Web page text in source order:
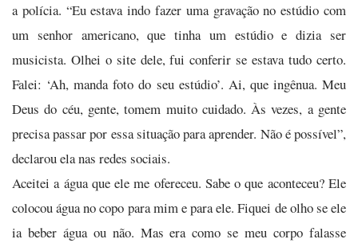
a polícia. “Eu estava indo fazer uma gravação no estúdio com
um senhor americano, que tinha um estúdio e dizia ser
musicista. Olhei o site dele, fui conferir se estava tudo certo.
Falei: ‘Ah, manda foto do seu estúdio’. Ai, que ingênua. Meu
Deus do céu, gente, tomem muito cuidado. Às vezes, a gente
precisa passar por essa situação para aprender. Não é possível”,
declarou ela nas redes sociais.
Aceitei a água que ele me ofereceu. Sabe o que aconteceu? Ele
colocou água no copo para mim e para ele. Fiquei de olho se ele
ia beber água ou não. Mas era como se meu corpo falasse